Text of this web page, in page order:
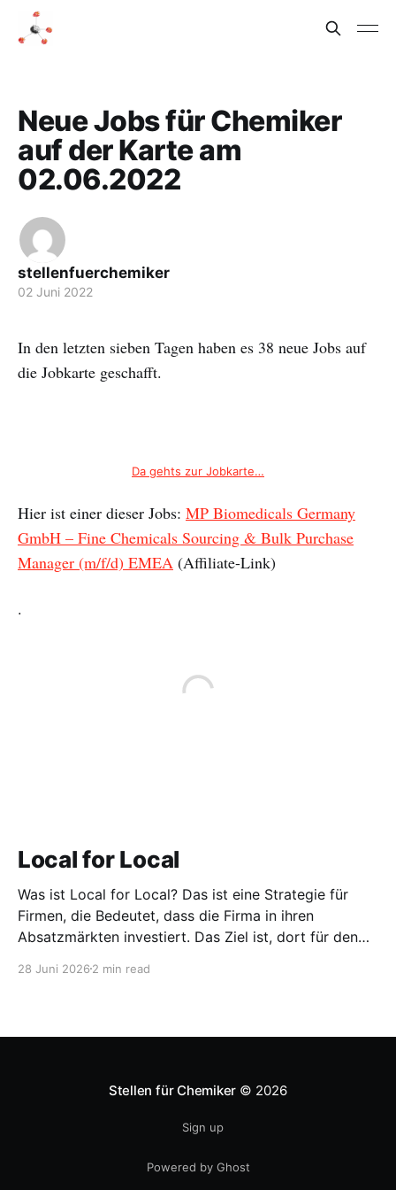
Neue Jobs für Chemiker
auf der Karte am
02.06.2022
stellenfuerchemiker
02 Juni 2022
In den letzten sieben Tagen haben es 38 neue Jobs auf
die Jobkarte geschafft.
Da gehts zur Jobkarte…
Hier ist einer dieser Jobs: MP Biomedicals Germany
GmbH – Fine Chemicals Sourcing & Bulk Purchase
Manager (m/f/d) EMEA (Affiliate-Link)
.
Local for Local
Was ist Local for Local? Das ist eine Strategie für
Firmen, die Bedeutet, dass die Firma in ihren
Absatzmärkten investiert. Das Ziel ist, dort für den
entwickeln. Diese Strategie ist von Toyota bekannt,
28 Juni 2026 2 min read
Stellen für Chemiker © 2026
Sign up
Powered by Ghost